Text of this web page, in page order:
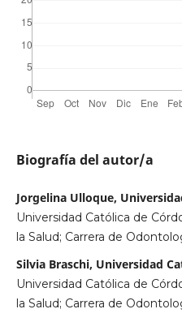
Biografía del autor/a
Jorgelina Ulloque,
Universidad Católica de
la Salud; Carrera de
Silvia Braschi, Universidad
Universidad Católica de
la Salud; Carrera de